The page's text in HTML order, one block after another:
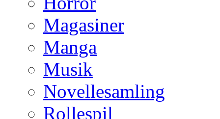
Magasiner
Manga
Musik
Novellesamling
Rollespil